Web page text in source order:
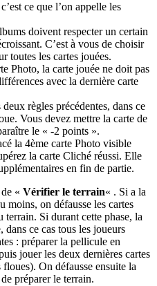
ce que l’on appelle les
doivent respecter un certain
C’est à vous de choisir
toutes les cartes jouées.
Photo, la carte jouée ne doit pas
avec la dernière carte
règles précédentes, dans ce
Vous devez mettre la carte de
le « -2 points ».
la 4ème carte Photo visible
la carte Cliché réussi. Elle
en fin de partie.
« Vérifier le terrain« . Si a la
moins, on défausse les cartes
terrain. Si durant cette phase, la
dans ce cas tous les joueurs
: préparer la pellicule en
jouer les deux dernières cartes
On défausse ensuite la
préparer le terrain.